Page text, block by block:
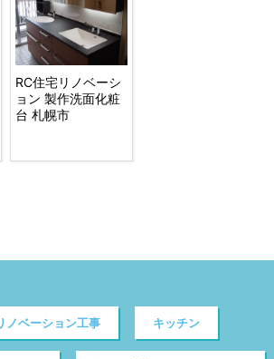
RC住宅リノベーシ
ョン 製作洗面化粧
台 札幌市
ノベーション工事 キッチン